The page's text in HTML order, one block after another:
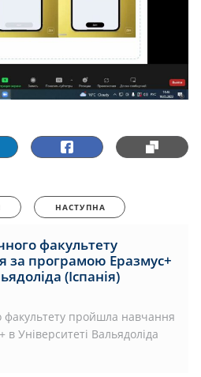
НАСТУПНА
факультету
за програмою Еразмус+
(Іспанія)
пройшла навчання
Університеті Вальядоліда